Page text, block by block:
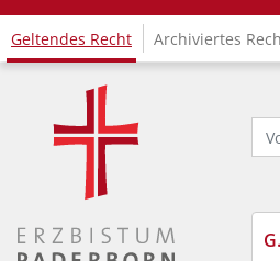
Logo Fachinformationssystem
Geltendes Recht Archiviertes